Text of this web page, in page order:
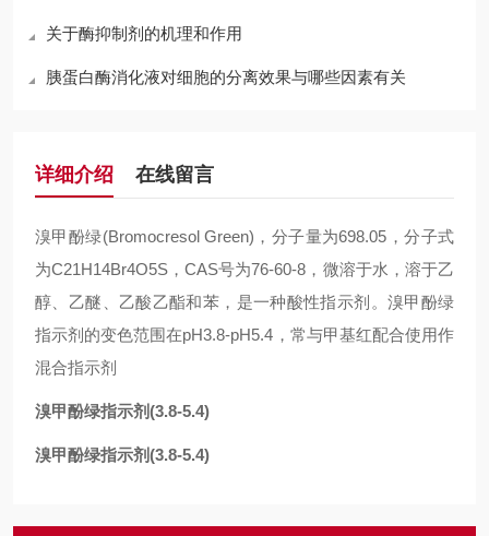
关于酶抑制剂的机理和作用
胰蛋白酶消化液对细胞的分离效果与哪些因素有关
详细介绍 在线留言
溴甲酚绿(Bromocresol Green)，分子量为698.05，分子式
为C21H14Br4O5S，CAS号为76-60-8，微溶于水，溶于乙
醇、乙醚、乙酸乙酯和苯，是一种酸性指示剂。溴甲酚绿
指示剂的变色范围在pH3.8-pH5.4，常与甲基红配合使用作
混合指示剂
溴甲酚绿指示剂(3.8-5.4)
溴甲酚绿指示剂(3.8-5.4)